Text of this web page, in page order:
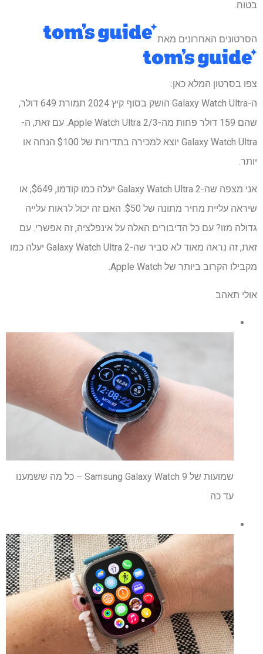
בטוח.
הסרטונים האחרונים מאת
צפו בסרטון המלא כאן:
ה-Galaxy Watch Ultra הושק בסוף קיץ 2024 תמורת 649 דולר,
שהם 159 דולר פחות מה-Apple Watch Ultra 2/3. עם זאת, ה-
Galaxy Watch Ultra יוצא למכירה בתדירות של $100 הנחה או
יותר.
אני מצפה שה-Galaxy Watch Ultra 2 יעלה כמו קודמו, $649, או
שיראה עליית מחיר מתונה של $50. האם זה יכול לראות עלייה
גדולה מזו? עם כל הדיבורים האלה על אינפלציה, זה אפשרי. עם
זאת, זה נראה מאוד לא סביר שה-Galaxy Watch Ultra 2 יעלה כמו
מקבילו הקרוב ביותר של Apple Watch.
אולי תאהב
שמועות של Samsung Galaxy Watch 9 – כל מה ששמענו
עד כה